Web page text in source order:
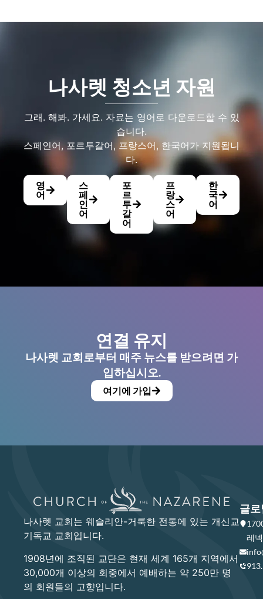
나사렛 청소년 자원
그래. 해봐. 가세요. 자료는 영어로 다운로드할 수 있
습니다.
스페인어, 포르투갈어, 프랑스어, 한국어가 지원됩니
다.
영
어
스
페
인
어
포
르
투
갈
어
프
랑
스
어
한
국
어
연결 유지
나사렛 교회로부터 매주 뉴스를 받으려면 가
입하십시오.
여기에 가입
나사렛 교회는 웨슬리안-거룩한 전통에 있는 개신교
기독교 교회입니다.
1908년에 조직된 교단은 현재 세계 165개 지역에서
30,000개 이상의 회중에서 예배하는 약 250만 명
의 회원들의 고향입니다.
글로
레